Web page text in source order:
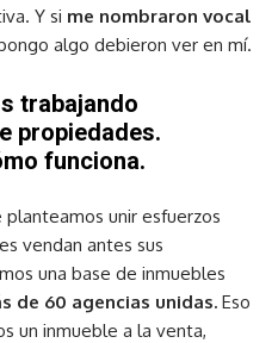
Y si me nombraron vocal
algo debieron ver en mí.
trabajando
propiedades.
funciona.
planteamos unir esfuerzos
vendan antes sus
una base de inmuebles
de 60 agencias unidas. Eso
un inmueble a la venta,